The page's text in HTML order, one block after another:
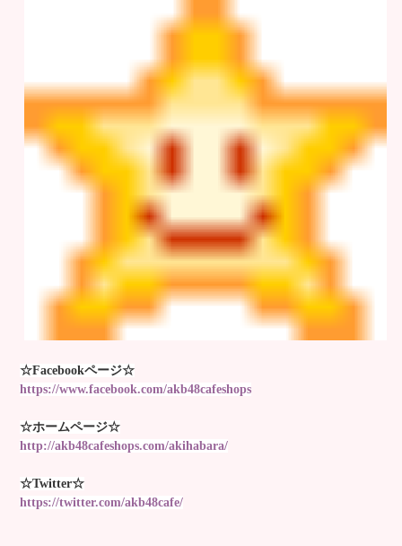
☆Facebookページ☆
https://www.facebook.com/akb48cafeshops
☆ホームページ☆
http://akb48cafeshops.com/akihabara/
☆Twitter☆
https://twitter.com/akb48cafe/